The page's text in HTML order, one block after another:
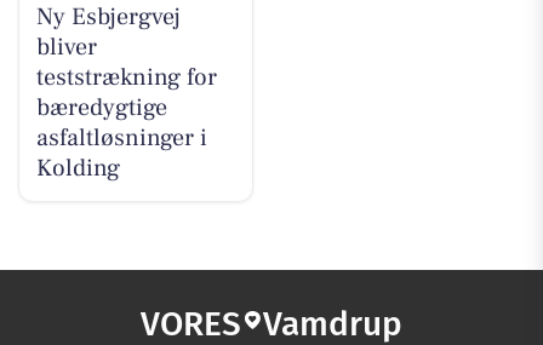
Ny Esbjergvej
bliver
teststrækning for
bæredygtige
asfaltløsninger i
Kolding
VORES Vamdrup